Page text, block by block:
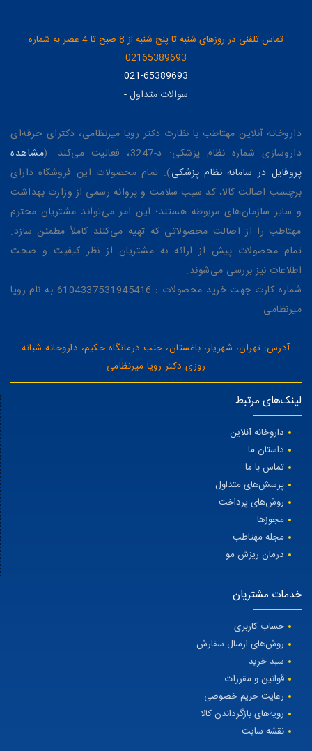
تماس تلفنی در روزهای شنبه تا پنج شنبه از 8 صبح تا 4 عصر به شماره
02165389693
021-65389693
سوالات متداول-
داروخانه آنلاین مهتاطب با نظارت دکتر رویا میرنظامی، دکترای حرفه‌ای
داروسازی شماره نظام پزشکی: د-3247، فعالیت می‌کند. (
مشاهده
پروفایل در سامانه نظام پزشکی). تمام محصولات این فروشگاه دارای
برچسب اصالت کالا، کد سیب سلامت و پروانه رسمی از وزارت بهداشت
و سایر سازمان‌های مربوطه هستند؛ این امر می‌تواند مشتریان محترم
مهتاطب را از اصالت محصولاتی که تهیه می‌کنند کاملاً مطمئن سازد.
تمام محصولات پیش از ارائه به مشتریان از نظر کیفیت و صحت
اطلاعات نیز بررسی می‌شوند.
شماره کارت جهت خرید محصولات : 6104337531945416 به نام رویا
میرنظامی
آدرس: تهران، شهریار، باغستان، جنب درمانگاه حکیم، داروخانه شبانه
روزی دکتر رویا میرنظامی
لینک‌های مرتبط
داروخانه آنلاین
داستان ما
تماس با ما
پرسش‌های متداول
روش‌های پرداخت
مجوزها
مجله مهتاطب
درمان ریزش مو
خدمات مشتریان
حساب کاربری
روش‌های ارسال سفارش
سبد خرید
قوانین و مقررات
رعایت حریم خصوصی
رویه‌های بازگرداندن کالا
نقشه سایت